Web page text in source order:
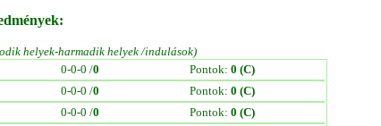
helyek-harmadik helyek /indulások)
0-0-0 /0 Pontok: 0 (C)
0-0-0 /0 Pontok: 0 (C)
0-0-0 /0 Pontok: 0 (C)